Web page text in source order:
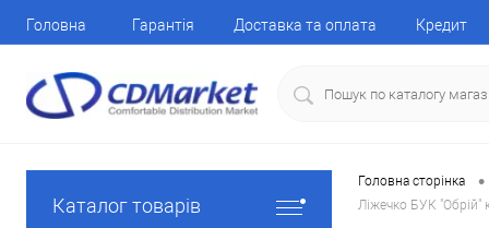
Головна Гарантія Доставка та оплата Кредит
Каталог товарів
Головна сторінка •
Ліжечко БУК "Обрій"